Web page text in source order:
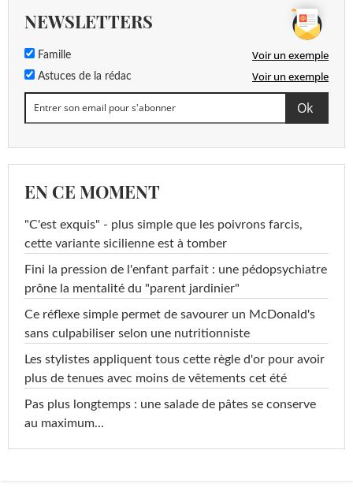
NEWSLETTERS
Famille Voir un exemple
Astuces de la rédac Voir un exemple
EN CE MOMENT
"C'est exquis" - plus simple que les poivrons farcis,
cette variante sicilienne est à tomber
Fini la pression de l'enfant parfait : une pédopsychiatre
prône la mentalité du "parent jardinier"
Ce réflexe simple permet de savourer un McDonald's
sans culpabiliser selon une nutritionniste
Les stylistes appliquent tous cette règle d'or pour avoir
plus de tenues avec moins de vêtements cet été
Pas plus longtemps : une salade de pâtes se conserve
au maximum...